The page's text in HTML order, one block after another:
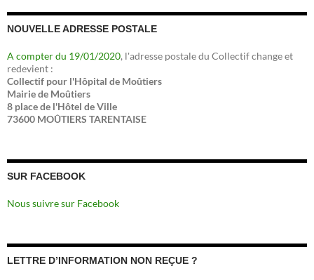
NOUVELLE ADRESSE POSTALE
A compter du 19/01/2020, l'adresse postale du Collectif change et
redevient :
Collectif pour l'Hôpital de Moûtiers
Mairie de Moûtiers
8 place de l'Hôtel de Ville
73600 MOÛTIERS TARENTAISE
SUR FACEBOOK
Nous suivre sur Facebook
LETTRE D’INFORMATION NON REÇUE ?